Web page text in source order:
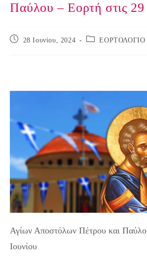
Παύλου – Εορτή στις 29
Post
28 Ιουνίου, 2024
Post ΕΟΡΤΟΛΟΓΙΟ
Αγίων Αποστόλων Πέτρου και
Ιουνίου